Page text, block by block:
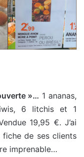
»… 1 ananas,
6 litchis et 1
19,95 €. J’ai
de ses clients
imprenable…